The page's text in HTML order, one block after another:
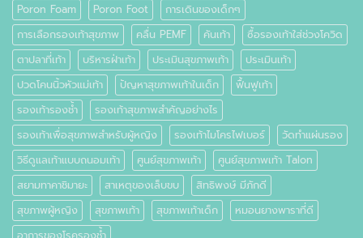
Poron Foam
Poron Foot
การเดินของเด็กๆ
การเลือกรองเท้าสุขภาพ
คลื่น PEMF คันเท้า
ซื้อรองเท้าใส่ช่วงโควิด
ตาปลาที่เท้า
บริหารฝ่าเท้า ประเมินสุขภาพเท้า
ประเมินเท้า
ปวดโคนนิ้วหัวแม่เท้า
ปัญหาสุขภาพเท้าในเด็ก
ฟื้นฟูเท้า
รองเท้ารองช้ำ
รองเท้าสุขภาพสำคัญอย่างไร
รองเท้าเพื่อสุขภาพสำหรับผู้หญิง
รองเท้าไมโครไฟเบอร์
วัดทำแผ่นรอง
วิธีดูแลเท้าแบบถนอมเท้า
ศูนย์สุขภาพเท้า
ศูนย์สุขภาพเท้า Talon
สยามทาคาชิมายะ
สาเหตุของเล็บขบ
สิทธิพงษ์ มีภักดี
สุขภาพผู้หญิง
สุขภาพเท้า สุขภาพเท้าเด็ก
หมอนยางพาราที่ดี
อาการของโรครองช้ำ